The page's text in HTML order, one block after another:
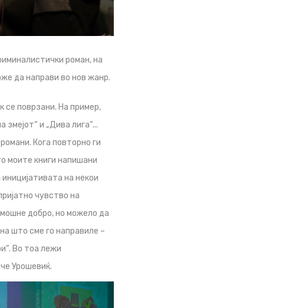
роман, на
да направи во нов жанр.
се поврзани. На пример,
змејот“ и „Дива лига“...
Кога повторно ги
моите книги напишани
на некои
чувство на
мошне добро, но можело да
што сме го направиле –
Во тоа лежи
Урошевиќ.